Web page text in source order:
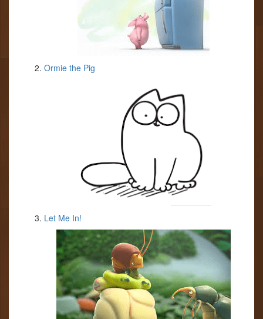
Ormie the Pig
Let Me In!